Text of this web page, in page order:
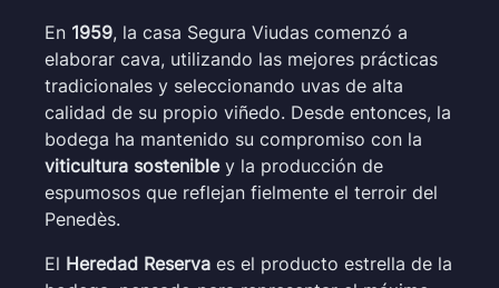
En 1959, la casa Segura Viudas comenzó a
elaborar cava, utilizando las mejores prácticas
tradicionales y seleccionando uvas de alta
calidad de su propio viñedo. Desde entonces, la
bodega ha mantenido su compromiso con la
viticultura sostenibley la producción de
espumosos que reflejan fielmente el terroir del
Penedès.
El Heredad Reserva es el producto estrella de la